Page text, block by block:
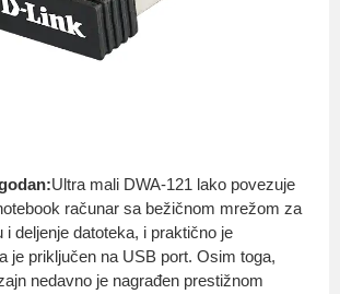
Ultra mali DWA-121 lako povezuje
računar sa bežičnom mrežom za
i deljenje datoteka, i praktično je
je priključen na USB port. Osim toga,
nedavno je nagrađen prestižnom